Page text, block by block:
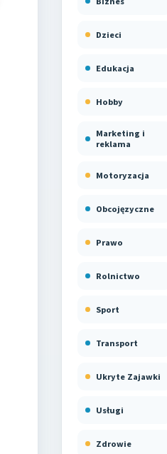
Dzieci
Edukacja
Hobby
Marketing i
reklama
Motoryzacja
Obcojęzyczne
Prawo
Rolnictwo
Sport
Transport
Ukryte Zajawki
Usługi
Zdrowie